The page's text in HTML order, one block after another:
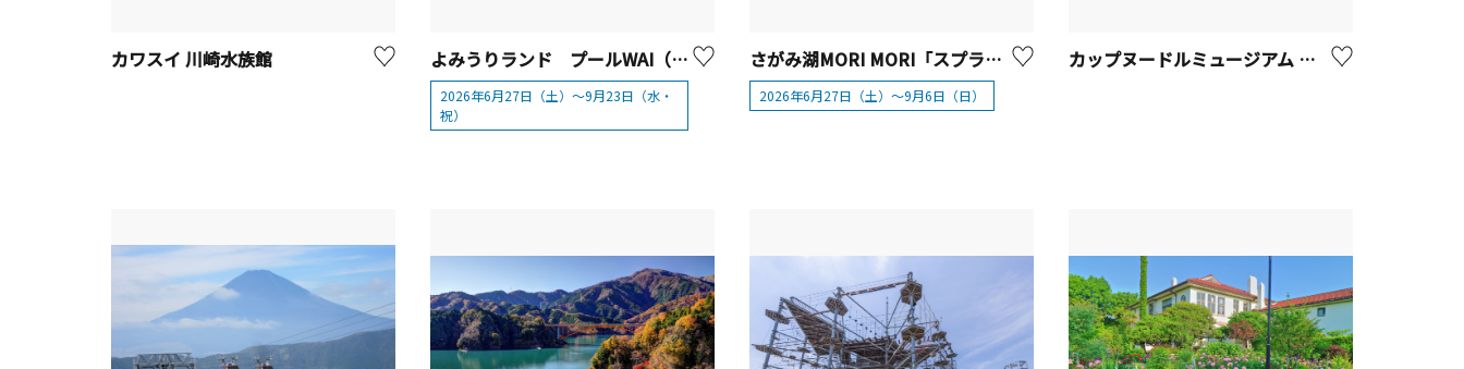
カワスイ 川崎水族館 よみうりランド プールWAI（Water Amusement Island）【川崎市・東京都】
2026年6月27日（土）～9月23日（水・
祝）
さがみ湖MORI MORI「スプラッッッシュカーニバル」2026
2026年6月27日（土）～9月6日（日）
カップヌードルミュージアム 横浜【横浜市】